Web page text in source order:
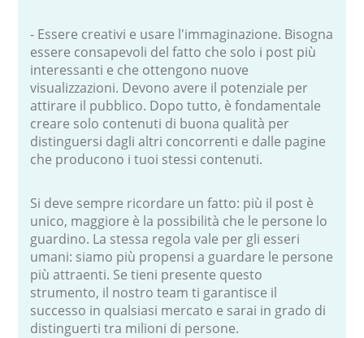
- Essere creativi e usare l'immaginazione. Bisogna
essere consapevoli del fatto che solo i post più
interessanti e che ottengono nuove
visualizzazioni. Devono avere il potenziale per
attirare il pubblico. Dopo tutto, è fondamentale
creare solo contenuti di buona qualità per
distinguersi dagli altri concorrenti e dalle pagine
che producono i tuoi stessi contenuti.
Si deve sempre ricordare un fatto: più il post è
unico, maggiore è la possibilità che le persone lo
guardino. La stessa regola vale per gli esseri
umani: siamo più propensi a guardare le persone
più attraenti. Se tieni presente questo
strumento, il nostro team ti garantisce il
successo in qualsiasi mercato e sarai in grado di
distinguerti tra milioni di persone.